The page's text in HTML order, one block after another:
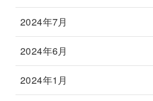
2024年7月
2024年6月
2024年1月